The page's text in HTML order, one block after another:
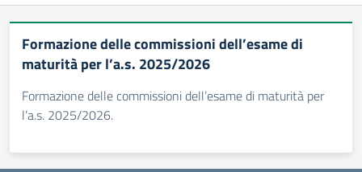
Formazione delle commissioni dell’esame di
maturità per l’a.s. 2025/2026
Formazione delle commissioni dell’esame di maturità per
l’a.s. 2025/2026.